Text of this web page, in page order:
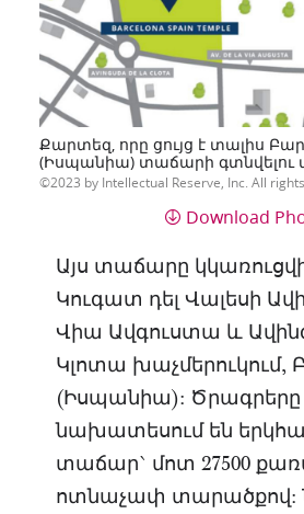
Քարտեզ, որը ցույց է տալիս
(Իսպանիա) տաճարի գտնվելու
2023 by Intellectual Reserve, Inc. All
Download
Այս տաճարը
Կուգատ դել Վալեսի
Վիա Ավգուստա և
Կլոտա խաչմերուկում,
(Իսպանիա): Ծրագրերը
նախատեսում են
տաճար` մոտ 27500
ոտնաչափ տարածքով: